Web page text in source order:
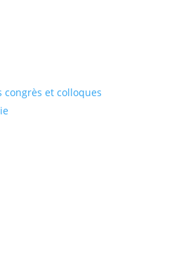
congrès et colloques